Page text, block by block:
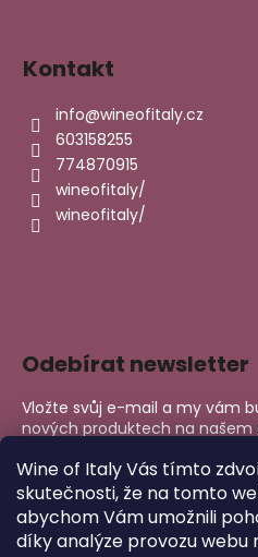
Wine of Italy Vás tímto
skutečnosti, že na tomto
abychom Vám umožnili
díky analýze provozu webu
Kontakt
info@wineofitaly.cz
603158255
774870915
wineofitaly/
wineofitaly/
Odebírat newsletter
Vložte svůj e-mail a my vám
nových produktech na našem
E-mail
PŘIHLÁSIT SE